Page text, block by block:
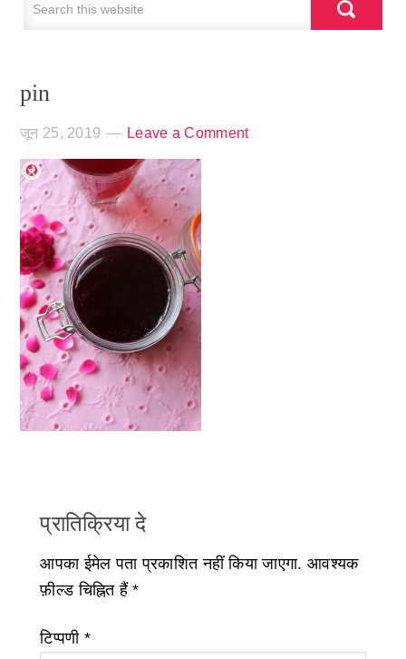
pin
जून 25, 2019 Leave a Comment
प्रातिक्रिया दे
आपका ईमेल पता प्रकाशित नहीं किया जाएगा. आवश्यक
फ़ील्ड चिह्नित हैं*
टिप्पणी *